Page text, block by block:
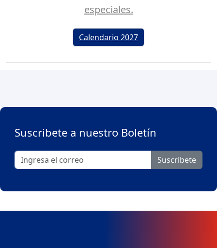
especiales.
Calendario 2027
Suscribete a nuestro Boletín
Suscribete